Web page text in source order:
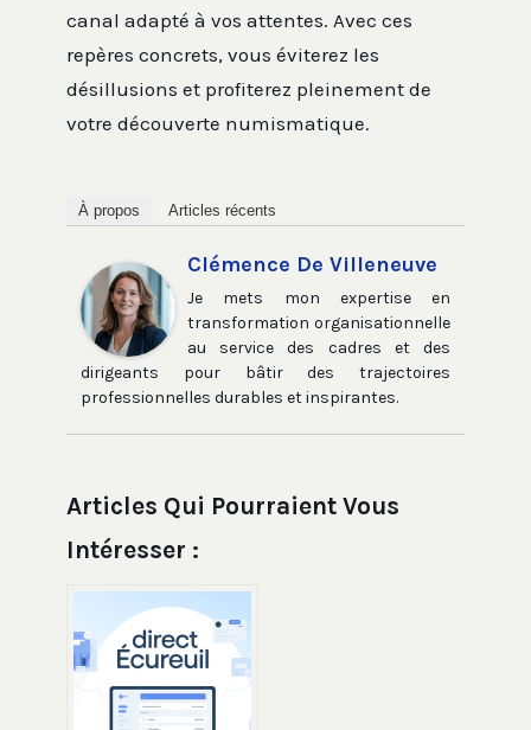
canal adapté à vos attentes. Avec ces
repères concrets, vous éviterez les
désillusions et profiterez pleinement de
votre découverte numismatique.
À propos Articles récents
Clémence De Villeneuve
Je mets mon expertise en
transformation organisationnelle
au service des cadres et des
dirigeants pour bâtir des trajectoires
professionnelles durables et inspirantes.
Articles Qui Pourraient Vous
Intéresser :